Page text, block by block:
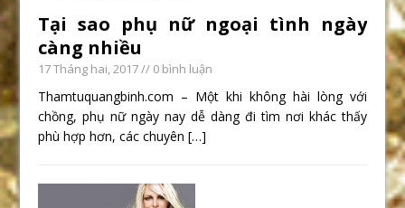
Tại sao phụ nữ ngoại tình ngày
càng nhiều
17 Tháng hai, 2017// 0 bình luận
Thamtuquangbinh.com – Một khi không hài lòng với
chồng, phụ nữ ngày nay dễ dàng đi tìm nơi khác thấy
phù hợp hơn, các chuyên[…]